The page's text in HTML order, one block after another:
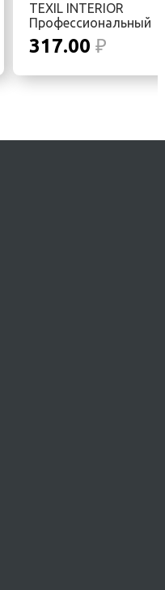
TEXIL INTERIOR
Профессиональный
шампунь для ковров
317.00 ₽